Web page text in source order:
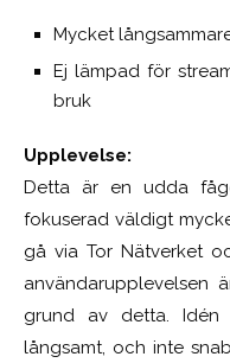
Mycket
Ej lämpad för
bruk
Upplevelse:
Detta är en udda
fokuserad väldigt
gå via Tor Nätverket
grund av detta.
långsamt, och inte